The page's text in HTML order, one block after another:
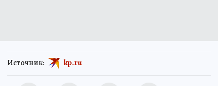
Источник: kp.ru